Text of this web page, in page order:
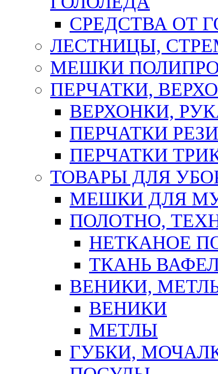
СРЕДСТВА ОТ
ЛЕСТНИЦЫ,
МЕШКИ
ПЕРЧАТКИ,
ВЕРХОНКИ,
ПЕРЧАТКИ
ПЕРЧАТКИ
ТОВАРЫ ДЛЯ
МЕШКИ ДЛЯ
ПОЛОТНО,
НЕТКАНОЕ
ТКАНЬ
ВЕНИКИ,
ВЕНИКИ
МЕТЛЫ
ГУБКИ,